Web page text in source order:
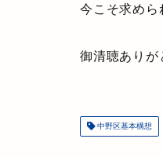
今こそ求めら
御清聴ありが
中野区基本構想